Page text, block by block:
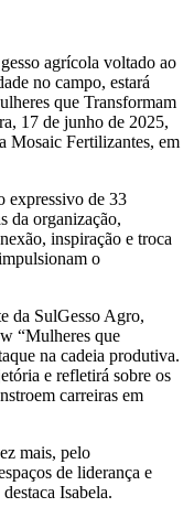
agrícola voltado ao
no campo, estará
que Transformam
17 de junho de 2025,
Mosaic Fertilizantes, em
expressivo de 33
da organização,
inspiração e troca
o
da SulGesso Agro,
“Mulheres que
na cadeia produtiva.
e refletirá sobre os
carreiras em
mais, pelo
de liderança e
Isabela.